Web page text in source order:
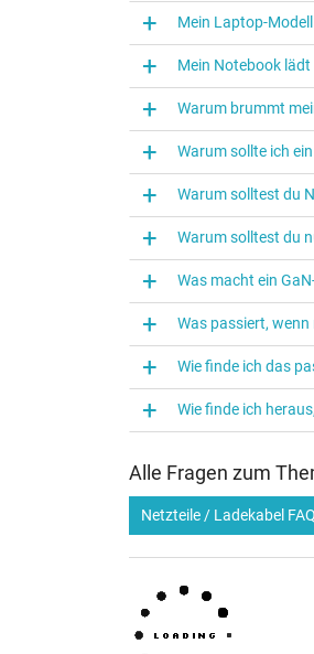
Mein Laptop-
Mein Notebook lädt
Warum brummt
Warum sollte ich
Warum solltest du
Warum solltest du
Was macht ein
Was passiert,
Wie finde ich das
Wie finde ich
Alle Fragen zum
Netzteile / Ladekabel